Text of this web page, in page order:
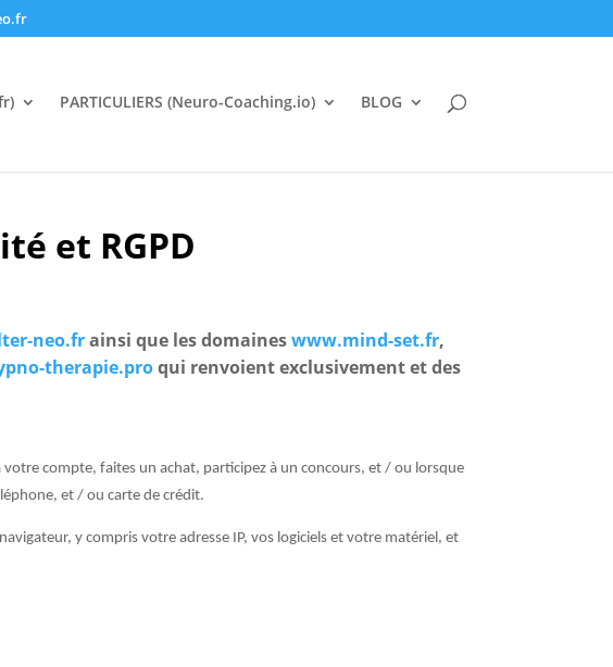
PARTICULIERS (Neuro-Coaching.io) BLOG
et RGPD
neo.frainsi que les domaineswww.mind-set.fr,
therapie.proqui renvoient exclusivement et des
compte, faites un achat, participez à un concours, et / ou lorsque
et / ou carte de crédit.
y compris votre adresse IP, vos logiciels et votre matériel, et